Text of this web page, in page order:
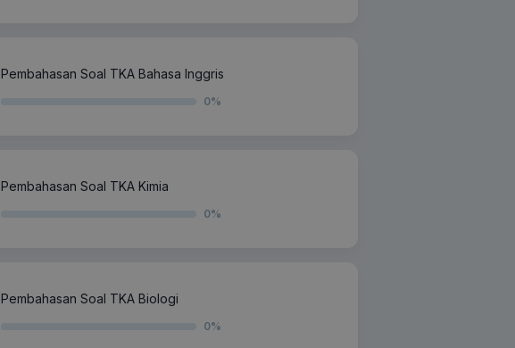
Pembahasan Soal TKA Bahasa Inggris
0%
Pembahasan Soal TKA Kimia
0%
Pembahasan Soal TKA Biologi
0%